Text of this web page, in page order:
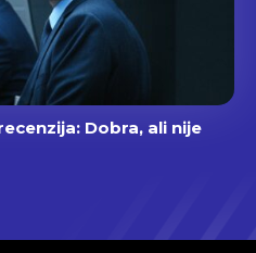
Dobra, ali nije